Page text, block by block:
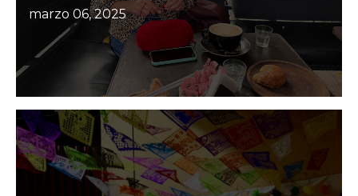
marzo 06, 2025